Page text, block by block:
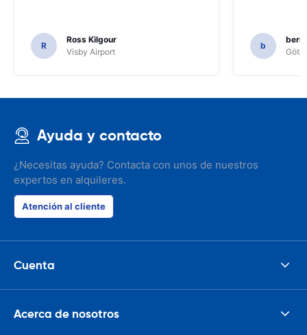
R
Ross Kilgour
Visby Airport
b
Ayuda y contacto
¿Necesitas ayuda? Contacta con unos de nuestros
expertos en alquileres.
Atención al cliente
Cuenta
Acerca de nosotros